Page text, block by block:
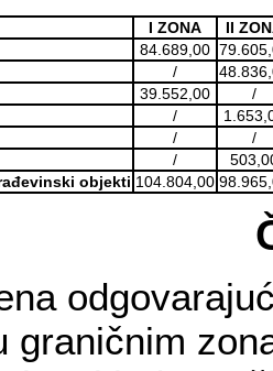
I ZONA
II
84.689,00
/
39.552,00
/
/
/
/
/
objekti 104.804,00
graničnim